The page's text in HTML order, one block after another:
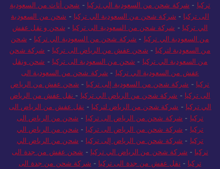
تركيا - شركة شحن من السعودية الي تركيا - شحن أثاث من السعودية
الى تركيا - شركة شحن من السعودية الي تركيا - شحن من السعودية
الي تركيا - شركة شحن من السعودية الى تركيا - شحن و نقل عفش
من السعودية الي تركيا - شركة شحن من السعودية الي تركيا - شحن
من السعودية لتركيا - شحن عفش من الرياض الى تركيا - شركة شحن
من السعودية الي تركيا - شحن من السعودية الى تركيا - شحن ونقل
عفش من السعودية الي تركيا - شركة شحن من السعودية الى
تركيا - شركة شحن من السعودية إلى تركيا - شحن عفش من الرياض
الى تركيا - شركة شحن من الرياض الي تركيا - نقل عفش من الرياض
الي تركيا - شركة شحن من الرياض لتركيا - نقل عفش من الرياض الى
تركيا - شركة شحن من الرياض الى تركيا - شحن من الرياض الى
تركيا - شركة شحن من الرياض الى تركيا - شحن من الرياض الي
تركيا - شركة شحن من الرياض إلى تركيا - شحن من الرياض الي
تركيا - شركة شحن من الرياض الي تركيا - شحن عفش من جدة الى
تركيا - نقل عفش من جدة الى تركيا - شركة شحن من جدة الى